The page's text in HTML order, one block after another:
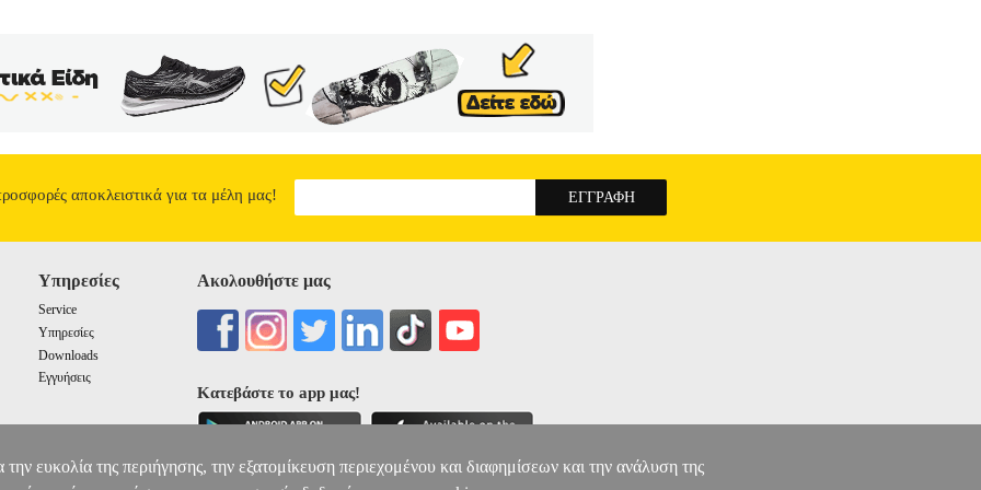
αποκλειστικά για τα μέλη μας!
Υπηρεσίες
Service
Υπηρεσίες
Downloads
Εγγυήσεις
Ακολουθήστε μας
Κατεβάστε το app μας!
ευκολία της περιήγησης, την εξατομίκευση περιεχομένου και διαφημίσεων και την ανάλυση της